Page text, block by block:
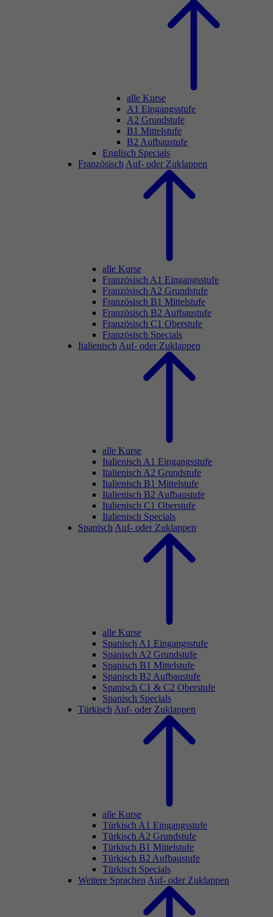
alle Kurse
A1 Eingangsstufe
A2 Grundstufe
B1 Mittelstufe
B2 Aufbaustufe
Englisch Specials
Französisch Auf- oder Zuklappen
alle Kurse
Französisch A1 Eingangsstufe
Französisch A2 Grundstufe
Französisch B1 Mittelstufe
Französisch B2 Aufbaustufe
Französisch C1 Oberstufe
Französisch Specials
Italienisch Auf- oder Zuklappen
alle Kurse
Italienisch A1 Eingangsstufe
Italienisch A2 Grundstufe
Italienisch B1 Mittelstufe
Italienisch B2 Aufbaustufe
Italienisch C1 Oberstufe
Italienisch Specials
Spanisch Auf- oder Zuklappen
alle Kurse
Spanisch A1 Eingangsstufe
Spanisch A2 Grundstufe
Spanisch B1 Mittelstufe
Spanisch B2 Aufbaustufe
Spanisch C1 & C2 Oberstufe
Spanisch Specials
Türkisch Auf- oder Zuklappen
alle Kurse
Türkisch A1 Eingangsstufe
Türkisch A2 Grundstufe
Türkisch B1 Mittelstufe
Türkisch B2 Aufbaustufe
Türkisch Specials
Weitere Sprachen Auf- oder Zuklappen